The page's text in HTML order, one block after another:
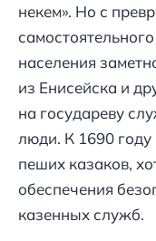
некем». Но с
населения
из Енисейска и
на государеву
люди. К 1690
пеших казаков,
обеспечения
казенных служб.